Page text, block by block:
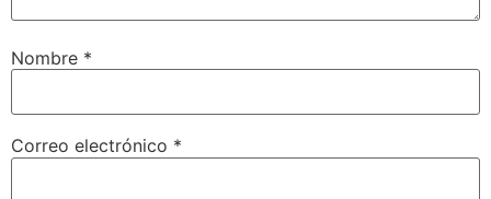
Nombre *
Correo electrónico *